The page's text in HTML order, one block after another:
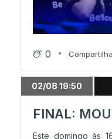
MOUZ triunfa
26/07 19:26
Nova NAVI em
0
02/08 19:50
FINAL:
Este domingo às